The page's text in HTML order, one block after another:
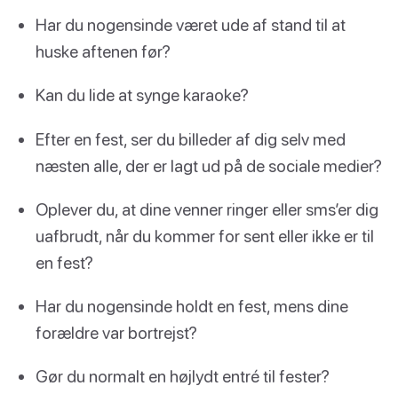
Har du nogensinde været ude af stand til at
huske aftenen før?
Kan du lide at synge karaoke?
Efter en fest, ser du billeder af dig selv med
næsten alle, der er lagt ud på de sociale medier?
Oplever du, at dine venner ringer eller sms’er dig
uafbrudt, når du kommer for sent eller ikke er til
en fest?
Har du nogensinde holdt en fest, mens dine
forældre var bortrejst?
Gør du normalt en højlydt entré til fester?